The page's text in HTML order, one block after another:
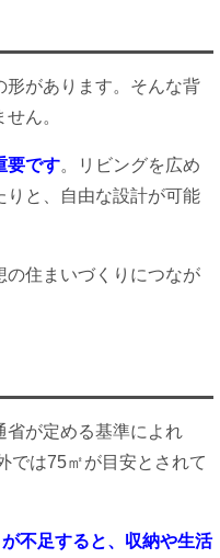
形があります。そんな背
ん。
要です。リビングを広め
りと、自由な設計が可能
の住まいづくりにつなが
省が定める基準によれ
では75㎡が目安とされて
不足すると、収納や生活